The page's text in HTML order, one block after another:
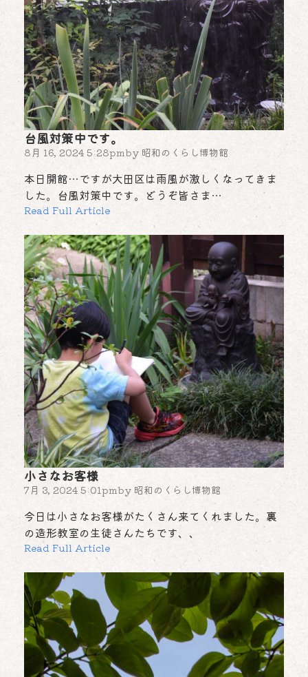
台風対策中です。
8月 16, 2024 5:28pmby 昭和のくらし博物館
本日開館…ですが大田区は雨風が激しくなってきま
した。台風対策中です。どうぞ皆さま…
Read Full Article
小さなお客様
7月 3, 2024 5:01pmby 昭和のくらし博物館
今日は小さなお客様がたくさん来てくれました。裏
の造形教室の生徒さんたちです、、
Read Full Article